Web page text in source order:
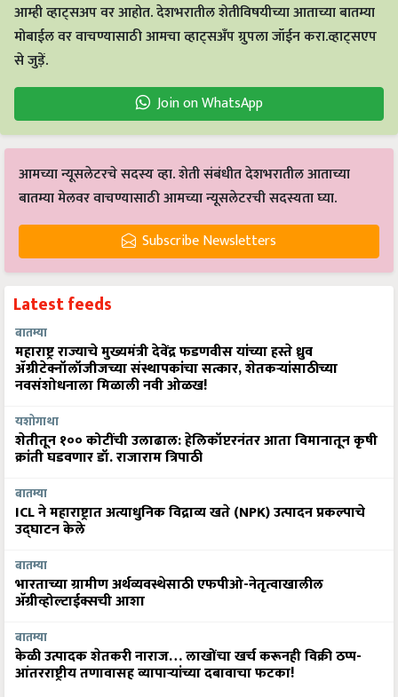
आम्ही व्हाट्सअप वर आहोत. देशभरातील शेतीविषयीच्या आताच्या बातम्या
मोबाईल वर वाचण्यासाठी आमचा व्हाट्सअँप ग्रुपला जॉईन करा.व्हाट्सएप
से जुड़ें.
Join on WhatsApp
आमच्या न्यूसलेटरचे सदस्य व्हा. शेती संबंधीत देशभरातील आताच्या
बातम्या मेलवर वाचण्यासाठी आमच्या न्यूसलेटरची सदस्यता घ्या.
Subscribe Newsletters
Latest feeds
बातम्या
महाराष्ट्र राज्याचे मुख्यमंत्री देवेंद्र फडणवीस यांच्या हस्ते ध्रुव
ॲग्रीटेक्नॉलॉजीजच्या संस्थापकांचा सत्कार, शेतकऱ्यांसाठीच्या
नवसंशोधनाला मिळाली नवी ओळख!
यशोगाथा
शेतीतून १०० कोटींची उलाढाल: हेलिकॉप्टरनंतर आता विमानातून कृषी
क्रांती घडवणार डॉ. राजाराम त्रिपाठी
बातम्या
ICL ने महाराष्ट्रात अत्याधुनिक विद्राव्य खते (NPK) उत्पादन प्रकल्पाचे
उद्घाटन केले
बातम्या
भारताच्या ग्रामीण अर्थव्यवस्थेसाठी एफपीओ-नेतृत्वाखालील
अ‍ॅग्रीव्होल्टाईक्सची आशा
बातम्या
केळी उत्पादक शेतकरी नाराज… लाखोंचा खर्च करूनही विक्री ठप्प-
आंतरराष्ट्रीय तणावासह व्यापाऱ्यांच्या दबावाचा फटका!